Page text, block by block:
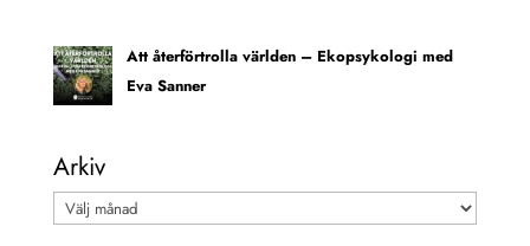
Att återförtrolla världen – Ekopsykologi med
Eva Sanner
Arkiv
Arkiv